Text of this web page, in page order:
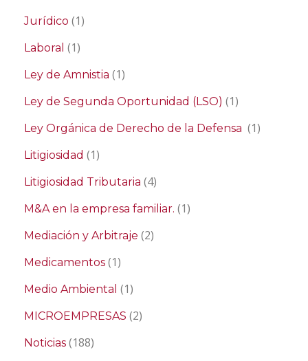
Jurídico (1)
Laboral (1)
Ley de Amnistia (1)
Ley de Segunda Oportunidad (LSO) (1)
Ley Orgánica de Derecho de la Defensa (1)
Litigiosidad (1)
Litigiosidad Tributaria (4)
M&A en la empresa familiar. (1)
Mediación y Arbitraje (2)
Medicamentos (1)
Medio Ambiental (1)
MICROEMPRESAS (2)
Noticias (188)